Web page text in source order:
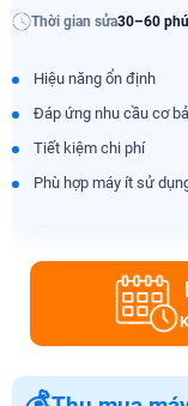
Thời gian sửa30–60
Hiệu năng ổn định
Đáp ứng nhu cầu cơ
Tiết kiệm chi phí
Phù hợp máy ít sử